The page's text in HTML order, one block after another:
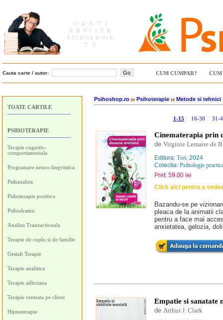
Cauta carte / autor: CUM CUMPAR? CUM
TOATE CARTILE
PSIHOTERAPIE
Terapie cognitiv-
comportamentala
Programare neuro-lingvistica
Psihanaliza
Psihoterapie pozitiva
Psihodrama
Analiza Tranzactionala
Terapie de cuplu si de familie
Gestalt Terapie
Terapie analitica
Terapie adleriana
Terapie centrata pe client
Hipnoterapie
Psihoshop.ro Psihoterapie Metode si tehnici
1-15 16-30 31-
Cinematerapia prin
de Virginie Lemaire de
Editura: Trei, 2024
Colectia: Psihologie
Pret: 59.00 lei
Click aici pentru a
Bazandu-se pe
pleaca de la animatii
pentru a face mai
anxietatea, gelozia,
Empatie si sanatate
de Arthur J. Clark